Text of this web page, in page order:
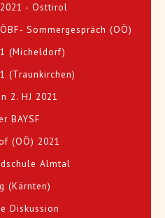
- Osttirol
Sommergespräch (OÖ)
(Micheldorf)
(Traunkirchen)
2. HJ 2021
BAYSF
(OÖ) 2021
Almtal
(Kärnten)
Diskussion